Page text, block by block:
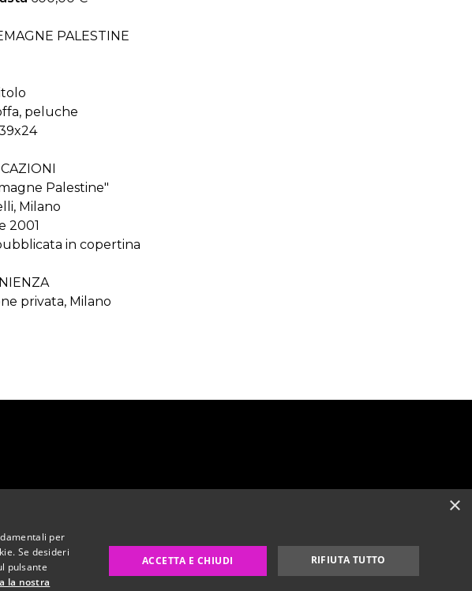
PALESTINE
peluche
Palestine"
Milano
2001
in copertina
privata, Milano
- P.I. 11827900967
×
per
Se desideri
pulsante
la nostra
ACCETTA E CHIUDI RIFIUTA TUTTO